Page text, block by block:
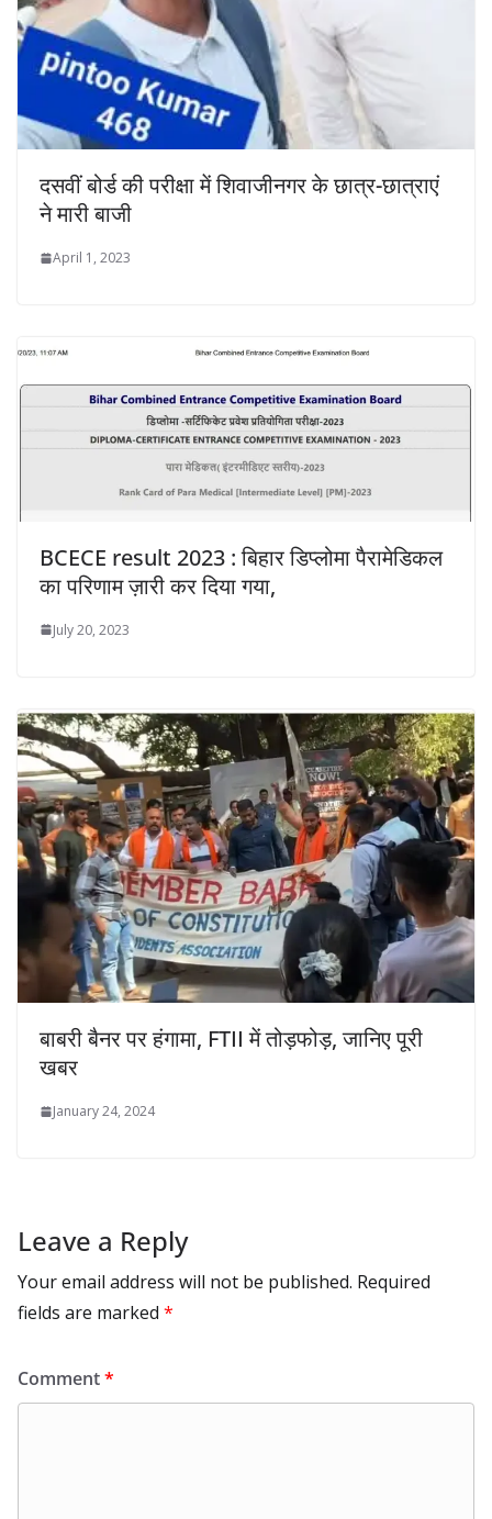
दसवीं बोर्ड की परीक्षा में शिवाजीनगर के छात्र-छात्राएं
ने मारी बाजी
April 1, 2023
BCECE result 2023 : बिहार डिप्लोमा पैरामेडिकल
का परिणाम ज़ारी कर दिया गया,
July 20, 2023
बाबरी बैनर पर हंगामा, FTII में तोड़फोड़, जानिए पूरी
खबर
January 24, 2024
Leave a Reply
Your email address will not be published. Required
fields are marked *
Comment*